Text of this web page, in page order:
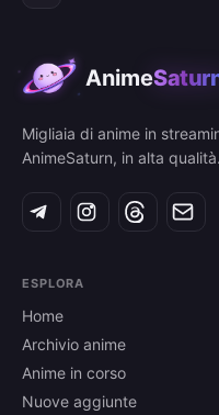
Anime
Migliaia di anime in
AnimeSaturn, in alta
ESPLORA
Home
Archivio anime
Anime in corso
Nuove aggiunte